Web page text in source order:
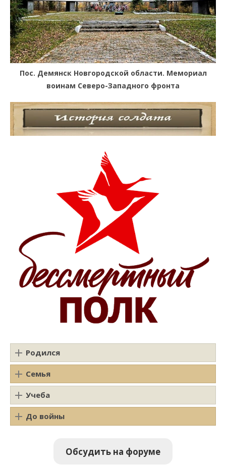
Пос. Демянск Новгородской области. Мемориал
воинам Северо-Западного фронта
Родился
Семья
Учеба
До войны
Обсудить на форуме